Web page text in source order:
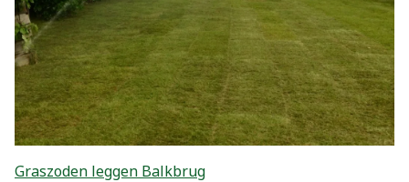
Graszoden leggen Balkbrug